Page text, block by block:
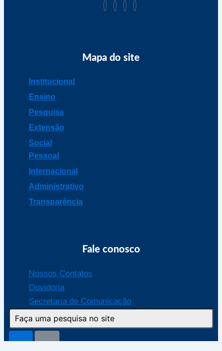
Mapa do site
Institucional
Ensino
Pesquisa
Extensão
Social
Pessoal
Internacional
Administrativo
Transparência
Fale conosco
Nossos Contatos
Ouvidoria
Secretaria de Comunicação